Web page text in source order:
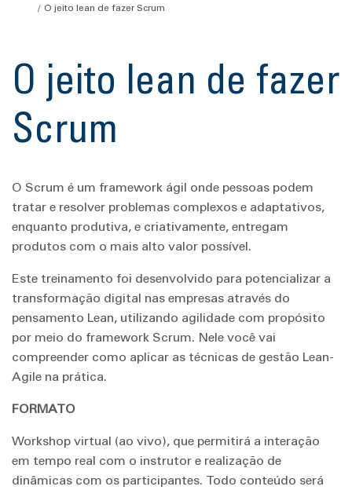
O jeito lean de fazer Scrum
O jeito lean de fazer
Scrum
O Scrum é um framework ágil onde pessoas podem
tratar e resolver problemas complexos e adaptativos,
enquanto produtiva, e criativamente, entregam
produtos com o mais alto valor possível.
Este treinamento foi desenvolvido para potencializar a
transformação digital nas empresas através do
pensamento Lean, utilizando agilidade com propósito
por meio do framework Scrum. Nele você vai
compreender como aplicar as técnicas de gestão Lean-
Agile na prática.
FORMATO
Workshop virtual (ao vivo), que permitirá a interação
em tempo real com o instrutor e realização de
dinâmicas com os participantes. Todo conteúdo será